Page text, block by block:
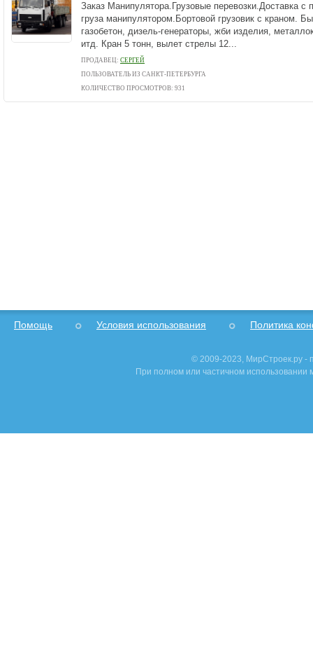
Заказ Манипулятора.Грузовые перевозки.Доставка с
груза манипулятором.Бортовой грузовик с краном.
газобетон, дизель-генераторы, жби изделия,
итд. Кран 5 тонн, вылет стрелы 12...
ПРОДАВЕЦ: СЕРГЕЙ
ПОЛЬЗОВАТЕЛЬ ИЗ САНКТ-ПЕТЕРБУРГА
КОЛИЧЕСТВО ПРОСМОТРОВ: 931
Помощь Условия использования Политика
© 2009-2023, МирСтроек.ру -
При полном или частичном использовании